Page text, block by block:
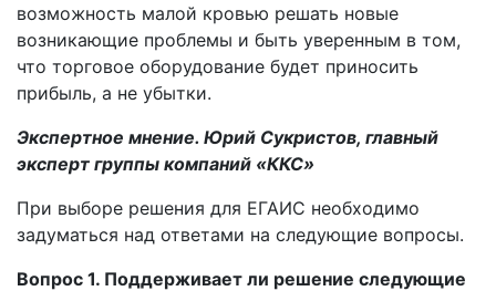
возможность малой кровью решать новые
возникающие проблемы и быть уверенным в том,
что торговое оборудование будет приносить
прибыль, а не убытки.
Экспертное мнение. Юрий Сукристов, главный
эксперт группы компаний «ККС»
При выборе решения для ЕГАИС необходимо
задуматься над ответами на следующие вопросы.
Вопрос 1. Поддерживает ли решение следующие